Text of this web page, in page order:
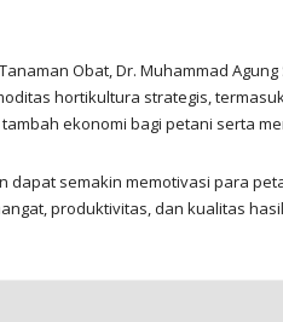
Obat, Dr. Muhammad
hortikultura strategis,
ekonomi bagi petani serta
semakin memotivasi para
produktivitas, dan kualitas